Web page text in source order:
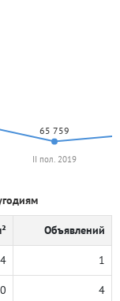
65 759
II пол. 2019
Объявлений
1
4